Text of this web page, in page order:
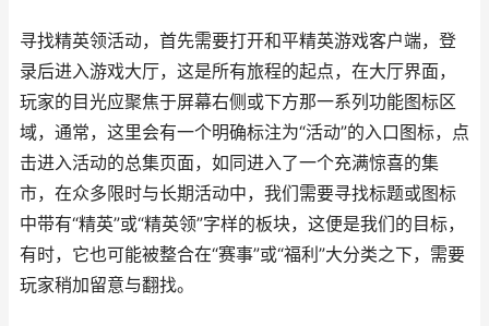
寻找精英领活动，首先需要打开和平精英游戏客户端，登
录后进入游戏大厅，这是所有旅程的起点，在大厅界面，
玩家的目光应聚焦于屏幕右侧或下方那一系列功能图标区
域，通常，这里会有一个明确标注为“活动”的入口图标，点
击进入活动的总集页面，如同进入了一个充满惊喜的集
市，在众多限时与长期活动中，我们需要寻找标题或图标
中带有“精英”或“精英领”字样的板块，这便是我们的目标，
有时，它也可能被整合在“赛事”或“福利”大分类之下，需要
玩家稍加留意与翻找。